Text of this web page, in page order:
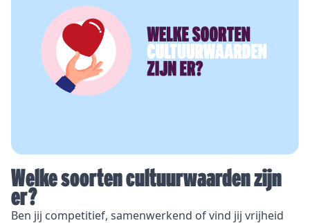
Welke soorten cultuurwaarden zijn
er?
Ben jij competitief, samenwerkend of vind jij vrijheid